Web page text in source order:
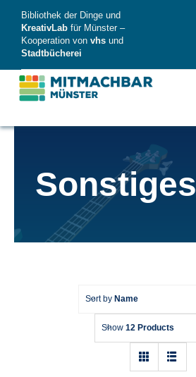
content
Bibliothek der Dinge und
KreativLab für Münster –
Kooperation von vhs und
Stadtbücherei
Dinge
News
Sonstiges
Sort by Name
Show 12 Products